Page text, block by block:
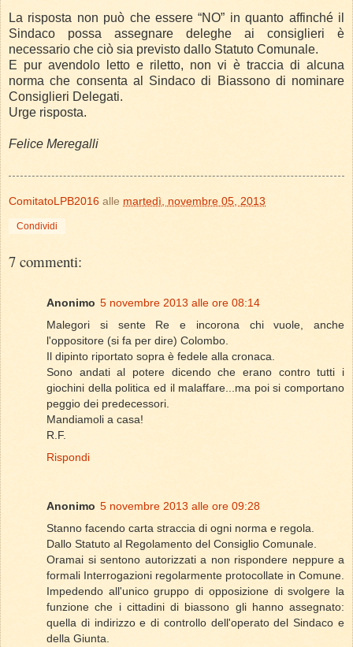
La risposta non può che essere “NO” in quanto affinché il
Sindaco possa assegnare deleghe ai consiglieri è
necessario che ciò sia previsto dallo Statuto Comunale.
E pur avendolo letto e riletto, non vi è traccia di alcuna
norma che consenta al Sindaco di Biassono di nominare
Consiglieri Delegati.
Urge risposta.
Felice Meregalli
ComitatoLPB2016 alle martedì, novembre 05, 2013
Condividi
7 commenti:
Anonimo 5 novembre 2013 alle ore 08:14
Malegori si sente Re e incorona chi vuole, anche
l'oppositore (si fa per dire) Colombo.
Il dipinto riportato sopra è fedele alla cronaca.
Sono andati al potere dicendo che erano contro tutti i
giochini della politica ed il malaffare...ma poi si comportano
peggio dei predecessori.
Mandiamoli a casa!
R.F.
Rispondi
Anonimo 5 novembre 2013 alle ore 09:28
Stanno facendo carta straccia di ogni norma e regola.
Dallo Statuto al Regolamento del Consiglio Comunale.
Oramai si sentono autorizzati a non rispondere neppure a
formali Interrogazioni regolarmente protocollate in Comune.
Impedendo all'unico gruppo di opposizione di svolgere la
funzione che i cittadini di biassono gli hanno assegnato:
quella di indirizzo e di controllo dell'operato del Sindaco e
della Giunta.